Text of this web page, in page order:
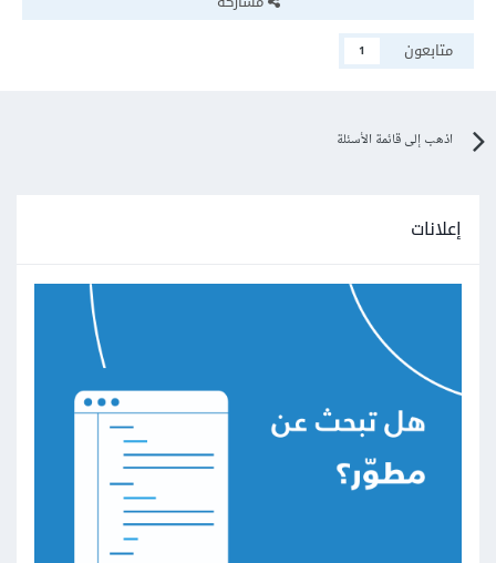
متابعون
1
اذهب إلى قائمة الأسئلة
إعلانات